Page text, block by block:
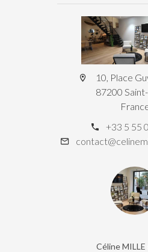
10, Place
87200
+33 5 55
Céline MILLE